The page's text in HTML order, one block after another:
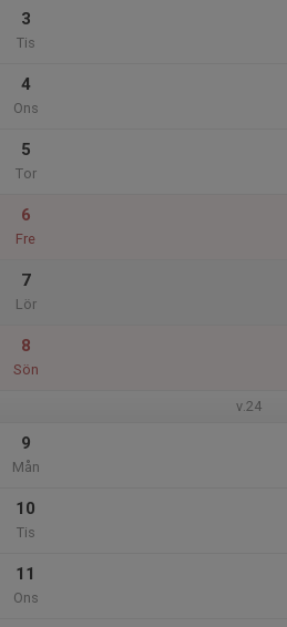
3
Tis
4
Ons
5
Tor
6
Fre
7
Lör
8
Sön
v.24
9
Mån
10
Tis
11
Ons